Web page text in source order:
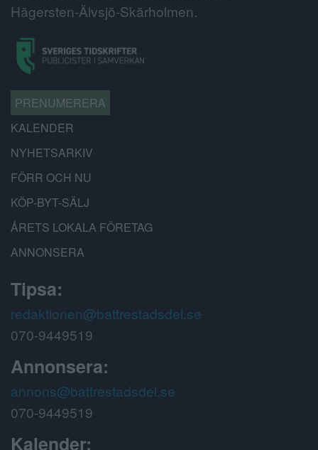
Hägersten-Älvsjö-Skärholmen.
PRENUMERERA
KALENDER
NYHETSARKIV
FÖRR OCH NU
KÖP-BYT-SÄLJ
ÅRETS LOKALA FÖRETAG
ANNONSERA
Tipsa:
redaktionen@battrestadsdel.se
070-9449519
Annonsera:
annons@battrestadsdel.se
070-9449519
Kalender: